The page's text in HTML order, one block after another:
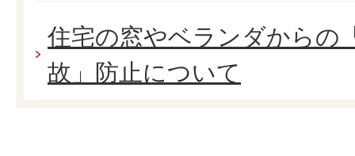
住宅の窓やベランダからの
故」防止について